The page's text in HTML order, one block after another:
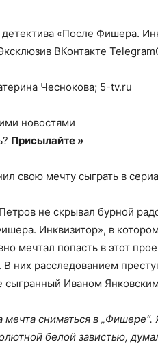
«После Фишера.
ВКонтакте
Чеснокова; 5-tv.ru
новостями
Присылайте »
свою мечту сыграть в
не скрывал бурной
Инквизитор», в
мечтал попасть в этот
В них расследованием
сыгранный Иваном
сниматься в „Фишере“.
белой завистью,